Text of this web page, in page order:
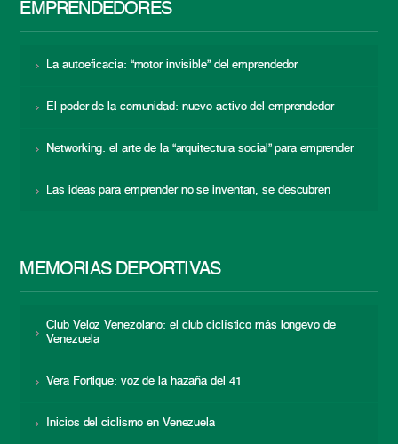
EMPRENDEDORES
La autoeficacia: “motor invisible” del emprendedor
El poder de la comunidad: nuevo activo del emprendedor
Networking: el arte de la “arquitectura social” para emprender
Las ideas para emprender no se inventan, se descubren
MEMORIAS DEPORTIVAS
Club Veloz Venezolano: el club ciclístico más longevo de
Venezuela
Vera Fortique: voz de la hazaña del 41
Inicios del ciclismo en Venezuela